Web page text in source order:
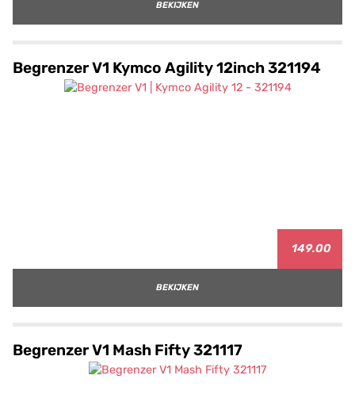
BEKIJKEN
Begrenzer V1 Kymco Agility 12inch 321194
149.00
BEKIJKEN
Begrenzer V1 Mash Fifty 321117